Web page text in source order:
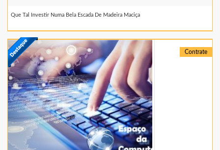
Que Tal Investir Numa Bela Escada De Madeira Maciça
Contrate